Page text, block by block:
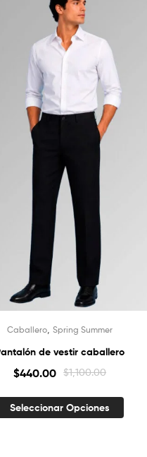
Caballero ,Spring Summer
de vestir caballero
$1,100.00
$440.00
Seleccionar Opciones